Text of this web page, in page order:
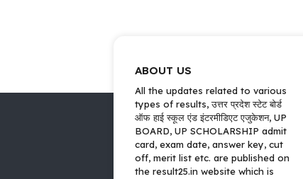
ABOUT US
All the updates related to various
types of results, उत्तर प्रदेश स्टेट बोर्ड
ऑफ हाई स्कूल एंड इंटरमीडिएट एजुकेशन, UP
BOARD, UP SCHOLARSHIP admit
card, exam date, answer key, cut
off, merit list etc. are published on
the result25.in website which is